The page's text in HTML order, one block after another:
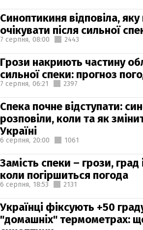
Синоптикиня відповіла, яку
очікувати після сильної
7 серпня, 08:00 2443
Грози накриють частину
сильної спеки: прогноз
7 серпня, 06:21 2397
Спека почне відступати:
розповіли, коли та як
Україні
6 серпня, 20:00 1061
Замість спеки – грози, град
коли погіршиться погода
6 серпня, 18:53 2131
Українці фіксують +50
"домашніх" термометрах: